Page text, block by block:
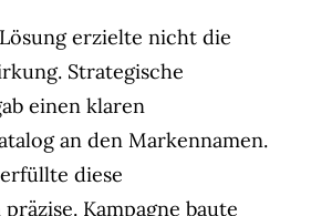
erzielte nicht die
Strategische
einen klaren
an den Markennamen.
diese
Kampagne baute